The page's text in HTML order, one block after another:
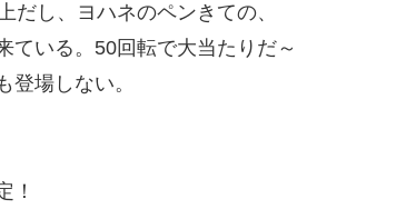
し、ヨハネのペンきての、
ている。50回転で大当たりだ～
場しない。
！